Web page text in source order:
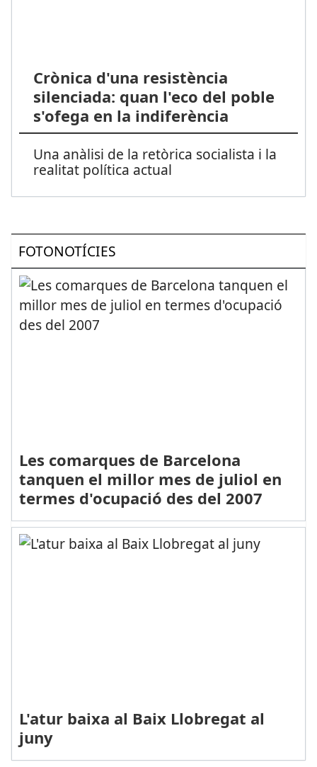
Crònica d'una resistència
silenciada: quan l'eco del poble
s'ofega en la indiferència
Una anàlisi de la retòrica socialista i la
realitat política actual
FOTONOTÍCIES
Les comarques de Barcelona
tanquen el millor mes de juliol en
termes d'ocupació des del 2007
L'atur baixa al Baix Llobregat al
juny